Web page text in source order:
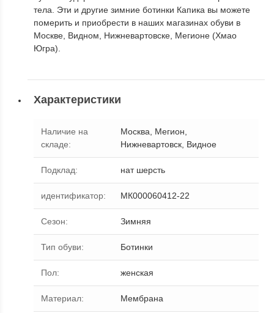
тела. Эти и другие зимние ботинки Капика вы можете
померить и приобрести в наших магазинах обуви в
Москве, Видном, Нижневартовске, Мегионе (Хмао
Югра).
Характеристики
Наличие на
складе:
Москва, Мегион,
Нижневартовск, Видное
Подклад: нат шерсть
идентификатор: МК000060412-22
Сезон: Зимняя
Тип обуви: Ботинки
Пол: женская
Материал: Мембрана